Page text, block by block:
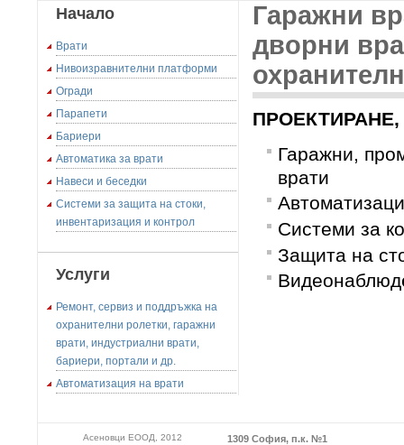
Начало
Врати
Нивоизравнителни платформи
Огради
Парапети
Бариери
Автоматика за врати
Навеси и беседки
Системи за защита на стоки,
инвентаризация и контрол
Услуги
Ремонт, сервиз и поддръжка на
охранителни ролетки, гаражни
врати, индустриални врати,
бариери, портали и др.
Автоматизация на врати
Гаражни
дворни
Гаражни,
врати
Системи за
Защита на
Асеновци ЕООД, 2012
1309 София, п.к. №1